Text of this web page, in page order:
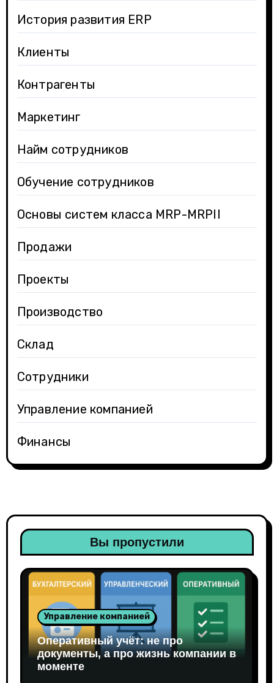
История развития ERP
Клиенты
Контрагенты
Маркетинг
Найм сотрудников
Обучение сотрудников
Основы систем класса MRP-MRPII
Продажи
Проекты
Производство
Склад
Сотрудники
Управление компанией
Финансы
Вы пропустили
Управление компанией
Оперативный учёт: не про
документы, а про жизнь компании в
моменте